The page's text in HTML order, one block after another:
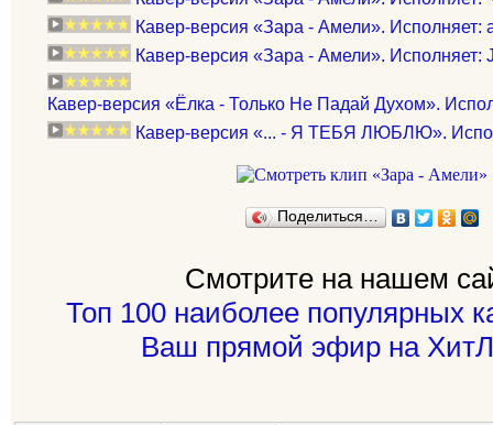
Кавер-версия «Зара - Амели». Исполняет:
Кавер-версия «Зара - Амели». Исполняет:
Кавер-версия «Ёлка - Только Не Падай Духом».
Кавер-версия «... - Я ТЕБЯ ЛЮБЛЮ».
Поделиться…
Смотрите на нашем
Топ 100 наиболее популярных
Ваш прямой эфир на